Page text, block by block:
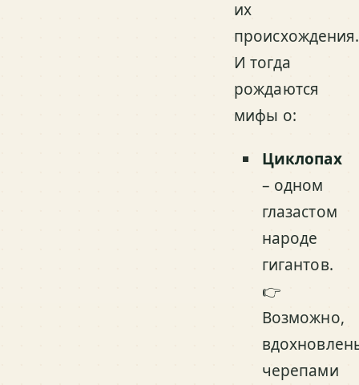
их
происхождения.
И тогда
рождаются
мифы о:
Циклопах
– одном
глазастом
народе
гигантов.
👉
Возможно,
черепами